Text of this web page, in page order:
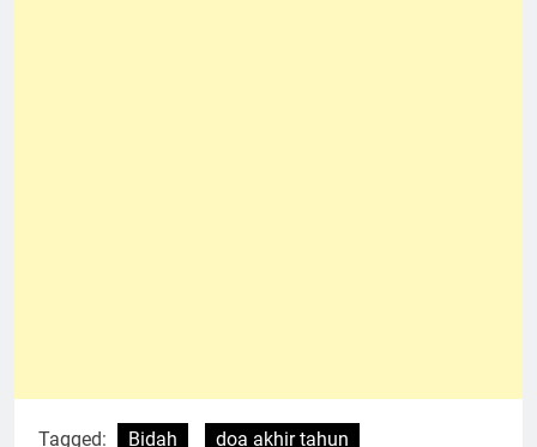
Tagged: Bidah
doa akhir tahun